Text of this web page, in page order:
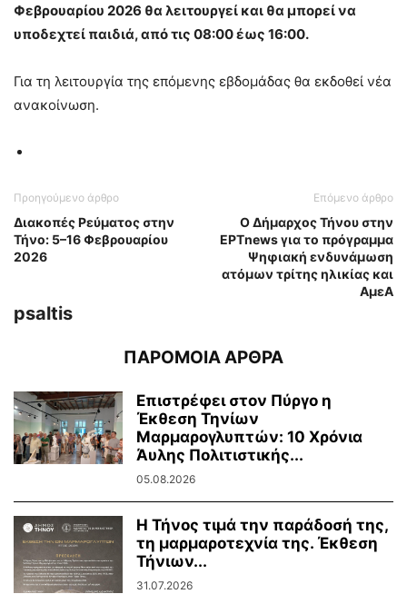
Φεβρουαρίου 2026 θα λειτουργεί και θα μπορεί να
υποδεχτεί παιδιά, από τις 08:00 έως 16:00.
Για τη λειτουργία της επόμενης εβδομάδας θα εκδοθεί νέα
ανακοίνωση.
Προηγούμενο άρθρο
Διακοπές Ρεύματος στην
Τήνο: 5–16 Φεβρουαρίου
2026
Επόμενο άρθρο
Ο Δήμαρχος Τήνου στην
ΕΡΤnews για το πρόγραμμα
Ψηφιακή ενδυνάμωση
ατόμων τρίτης ηλικίας και
ΑμεΑ
psaltis
ΠΑΡΟΜΟΙΑ ΑΡΘΡΑ
Επιστρέφει στον Πύργο η
Έκθεση Τηνίων
Μαρμαρογλυπτών: 10 Χρόνια
Άυλης Πολιτιστικής...
05.08.2026
Η Τήνος τιμά την παράδοσή της,
τη μαρμαροτεχνία της. Έκθεση
Τήνιων...
31.07.2026